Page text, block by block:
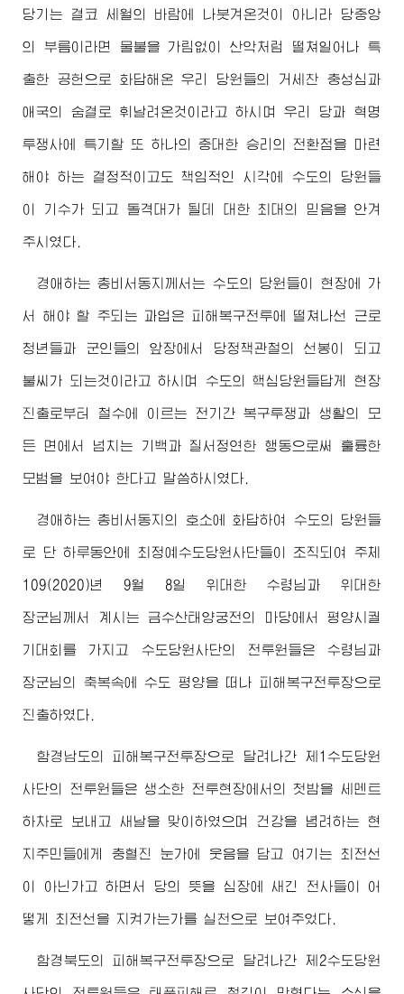
당기는 결코 세월의 바람에 나붓겨온것이 아니라 당중앙
의 부름이라면 물불을 가림없이 산악처럼 떨쳐일어나 특
출한 공헌으로 화답해온 우리 당원들의 거세찬 충성심과
애국의 숨결로 휘날려온것이라고 하시며 우리 당과 혁명
투쟁사에 특기할 또 하나의 중대한 승리의 전환점을 마련
해야 하는 결정적이고도 책임적인 시각에 수도의 당원들
이 기수가 되고 돌격대가 될데 대한 최대의 믿음을 안겨
주시였다.
경애하는 총비서동지께서는 수도의 당원들이 현장에 가
서 해야 할 주되는 과업은 피해복구전투에 떨쳐나선 근로
청년들과 군인들의 앞장에서 당정책관철의 선봉이 되고
불씨가 되는것이라고 하시며 수도의 핵심당원들답게 현장
진출로부터 철수에 이르는 전기간 복구투쟁과 생활의 모
든 면에서 넘치는 기백과 질서정연한 행동으로써 훌륭한
모범을 보여야 한다고 말씀하시였다.
경애하는 총비서동지의 호소에 화답하여 수도의 당원들
로 단 하루동안에 최정예수도당원사단들이 조직되여 주체
109(2020)년 9월 8일 위대한 수령님 과 위대한
장군님께서 계시는 금수산태양궁전의 마당에서 평양시궐
기대회를 가지고 수도당원사단의 전투원들은 수령님 과
장군님 의 축복속에 수도 평양을 떠나 피해복구전투장으로
진출하였다.
함경남도의 피해복구전투장으로 달려나간 제1수도당원
사단의 전투원들은 생소한 전투현장에서의 첫밤을 세멘트
하차로 보내고 새날을 맞이하였으며 건강을 념려하는 현
지주민들에게 충혈진 눈가에 웃음을 담고 여기는 최전선
이 아닌가고 하면서 당의 뜻을 심장에 새긴 전사들이 어
떻게 최전선을 지켜가는가를 실천으로 보여주었다.
함경북도의 피해복구전투장으로 달려나간 제2수도당원